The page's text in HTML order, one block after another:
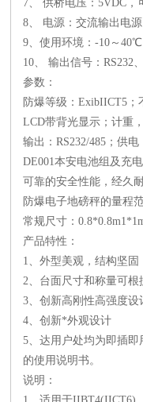
7、 供桥电压：5VDC，
8、 电源：交流输出电
9、使用环境：-10～
10、 输出信号：RS232
参数：
防爆等级：ExibIICT5
LCD带背光显示；计重
输出：RS232/485；供
DE001本安电池组及充
可靠的安全性能，经久
防爆电子地磅秤的量程
常规尺寸：
产品特性：
1、外型美观，结构坚固
2、台面尺寸和称量可
3、创新高刚性高强度设
4、创新*外观设计
5、达用户处均为即插
的使用说明书。
说明：